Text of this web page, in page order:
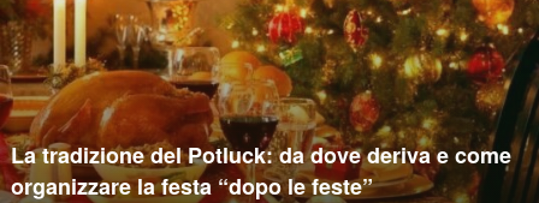
La tradizione del Potluck: da dove deriva e come
organizzare la festa “dopo le feste”